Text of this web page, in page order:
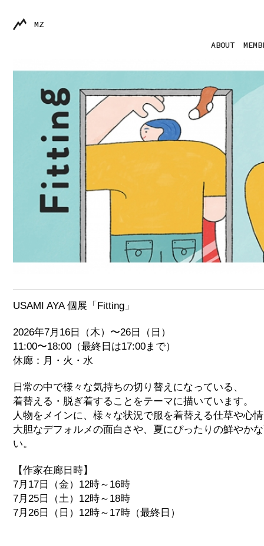
MZ
ABOUT
USAMI AYA 個展「Fitting」
2026年7月16日（木）〜26日（日）
11:00〜18:00（最終日は17:00まで）
休廊：月・火・水
日常の中で様々な気持ちの切り替えになっている、
着替える・脱ぎ着することをテーマに描いています。
人物をメインに、様々な状況で服を着替える仕草や心
大胆なデフォルメの面白さや、夏にぴったりの鮮やか
い。
【作家在廊日時】
7月17日（金）12時～16時
7月25日（土）12時～18時
7月26日（日）12時～17時（最終日）